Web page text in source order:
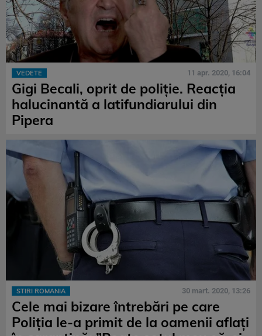
VEDETE 11 apr. 2020, 16:04
Gigi Becali, oprit de poliţie. Reacția
halucinantă a latifundiarului din
Pipera
STIRI ROMANIA 30 mart. 2020, 13:26
Cele mai bizare întrebări pe care
Poliția le-a primit de la oamenii aflați